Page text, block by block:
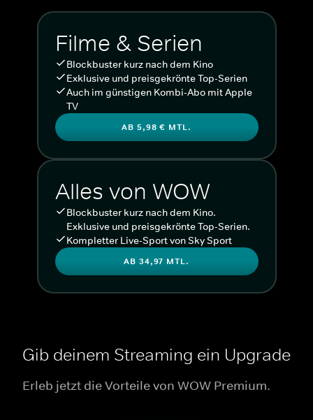
Filme & Serien
Blockbuster kurz nach dem Kino
Exklusive und preisgekrönte Top-Serien
Auch im günstigen Kombi-Abo mit Apple
TV
AB 5,98 € MTL.
Alles von WOW
Blockbuster kurz nach dem Kino.
Exklusive und preisgekrönte Top-Serien.
Kompletter Live-Sport von Sky Sport
AB 34,97 MTL.
Gib deinem Streaming ein Upgrade
Erleb jetzt die Vorteile von WOW Premium.